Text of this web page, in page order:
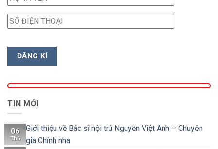
TIN MỚI
06
Th6
Giới thiệu về Bác sĩ nội trú Nguyễn Việt Anh – Chuyên
gia Chỉnh nha